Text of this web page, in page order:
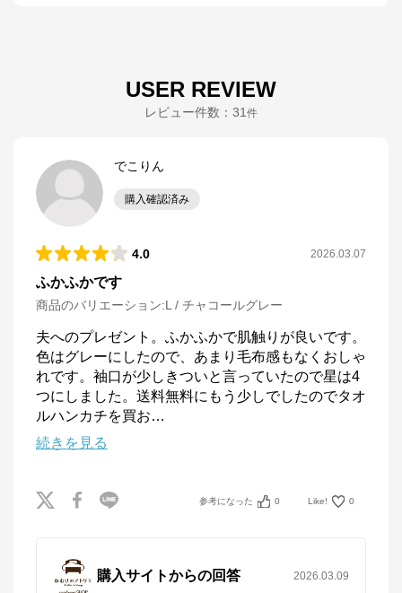
USER REVIEW
レビュー件数： 31 件
でこりん
購入確認済み
4.0 2026.03.07
ふかふかです
商品のバリエーション:L / チャコールグレー
夫へのプレゼント。ふかふかで肌触りが良いです。
色はグレーにしたので、あまり毛布感もなくおしゃ
れです。袖口が少しきついと言っていたので星は4
つにしました。送料無料にもう少しでしたのでタオ
ルハンカチを買お…
続きを見る
参考になった 0 Like! 0
購入サイトからの回答 2026.03.09